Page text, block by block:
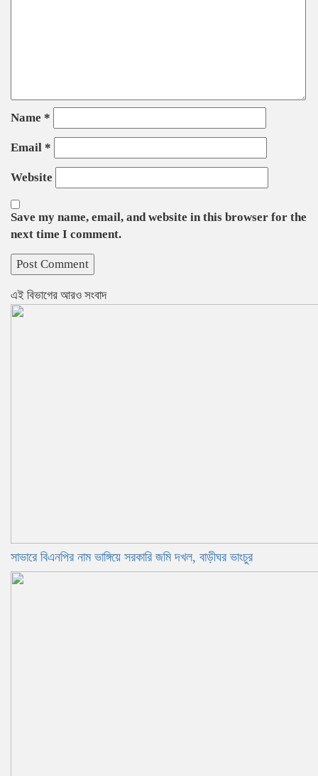
Name *
Email *
Website
Save my name, email, and website in this browser for the
next time I comment.
এই বিভাগের আরও সংবাদ
সাভারে বিএনপির নাম ভাঙ্গিয়ে সরকারি জমি দখল, বাড়ীঘর ভাংচুর